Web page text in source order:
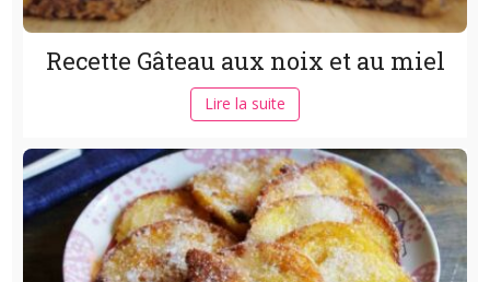
Recette Gâteau aux noix et au miel
Lire la suite